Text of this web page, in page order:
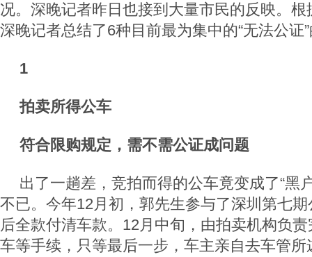
况。深晚记者昨日也接到大量市民的反映。
深晚记者总结了6种目前最为集中的“无法公证
1
拍卖所得公车
符合限购规定，需不需公证成问题
出了一趟差，竞拍而得的公车竟变成了“黑
不已。今年12月初，郭先生参与了深圳第七
后全款付清车款。12月中旬，由拍卖机构负
车等手续，只等最后一步，车主亲自去车管